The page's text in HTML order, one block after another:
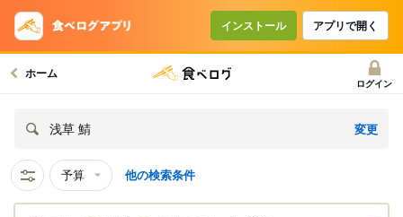
インストール アプリで開く
ホーム
ログイン
浅草 鯖 変更
予算 他の検索条件